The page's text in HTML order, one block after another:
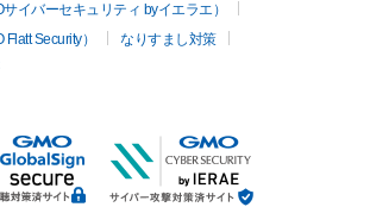
イバーセキュリティ byイエラエ）
Security）
なりすまし対策